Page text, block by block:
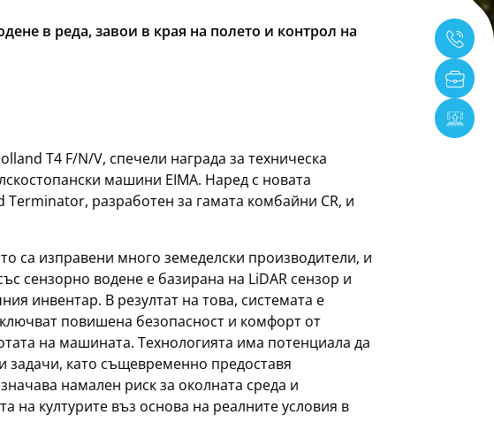
в реда, завои в края на полето и контрол на
T4 F/N/V, спечели награда за техническа
машини EIMA. Наред с новата
разработен за гамата комбайни CR, и
са изправени много земеделски производители, и
сензорно водене е базирана на LiDAR сензор и
инвентар. В резултат на това, системата е
повишена безопасност и комфорт от
на машината. Технологията има потенциала да
задачи, като същевременно предоставя
намален риск за околната среда и
на културите въз основа на реалните условия в